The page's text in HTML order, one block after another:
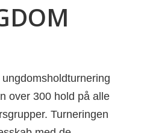
over 300 hold på alle
Turneringen